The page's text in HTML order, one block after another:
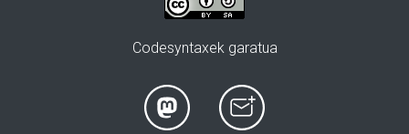
Codesyntaxek garatua